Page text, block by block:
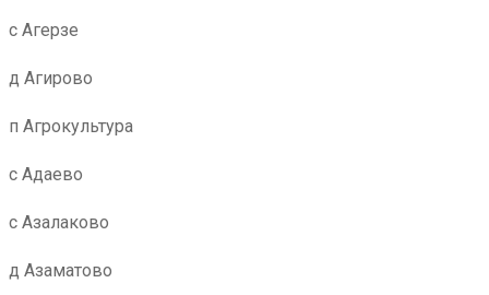
с Агерзе
д Агирово
п Агрокультура
с Адаево
с Азалаково
д Азаматово